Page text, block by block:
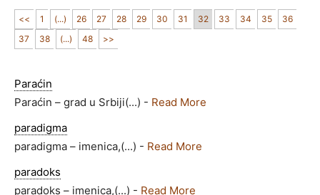
<< 1 (...) 26 27 28 29 30 31 32 33 34 35
36
37
38 (...) 48 >>
Paraćin
Paraćin – grad u Srbiji(...) - Read More
paradigma
paradigma – imenica,(...) - Read More
paradoks
paradoks – imenica,(...) - Read More